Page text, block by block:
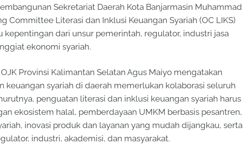
Sekretariat Daerah Kota Banjarmasin Muhammad
Committee Literasi dan Inklusi Keuangan Syariah (OC LIKS)
kepentingan dari unsur pemerintah, regulator, industri jasa
ekonomi syariah.
Provinsi Kalimantan Selatan Agus Maiyo mengatakan
keuangan syariah di daerah memerlukan kolaborasi seluruh
penguatan literasi dan inklusi keuangan syariah harus
ekosistem halal, pemberdayaan UMKM berbasis pesantren,
inovasi produk dan layanan yang mudah dijangkau, serta
industri, akademisi, dan masyarakat.